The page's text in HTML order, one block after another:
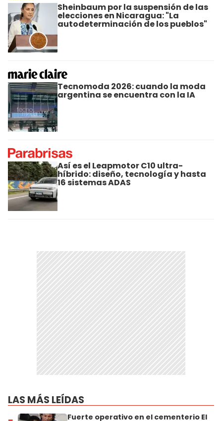
Sheinbaum por la suspensión de las
elecciones en Nicaragua: "La
autodeterminación de los pueblos"
Tecnomoda 2026: cuando la moda
argentina se encuentra con la IA
Así es el Leapmotor C10 ultra-
híbrido: diseño, tecnología y hasta
16 sistemas ADAS
LAS MÁS LEÍDAS
Fuerte operativo en el cementerio El